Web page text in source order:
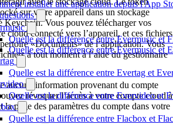
installer une application depuis l'App
Quelle est la différence entre Evermusic et
Quelle est la différence entre Evermusic et
Quelle est la différence entre Evertag et
Quelle est la différence entre Evervideo et
Quelle est la différence entre Flacbox et
sur votre appareil dans un stockage
Keychain. Vous pouvez télécharger vos
cloud connecté vers l’appareil, et ces fichiers
«Documents» de l’application. Vous
à tout moment à l’aide du gestionnaire
aucune information provenant du compte
révoquer l’accès à votre compte cloud à
page des paramètres du compte dans votre